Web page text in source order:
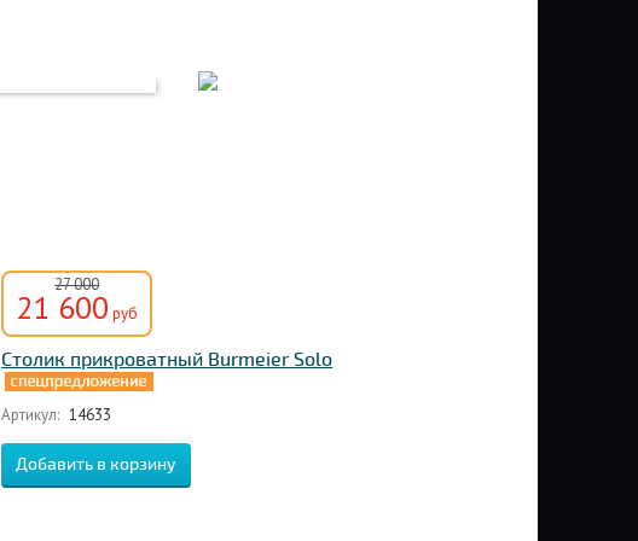
27 000
21 600 руб
Столик прикроватный Burmeier Solo
Артикул: 14633